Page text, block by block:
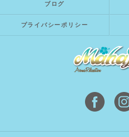
ブログ
プライバシーポリシー